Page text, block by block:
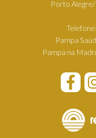
Porto
Telefone:
Pampa
Pampa na